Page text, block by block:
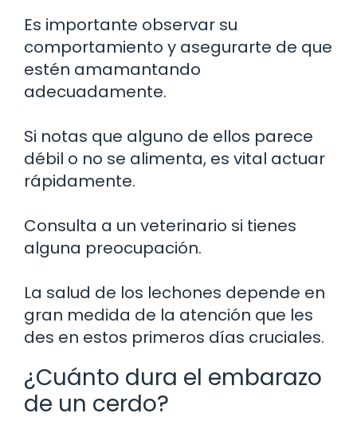
Es importante observar su
comportamiento y asegurarte de que
estén amamantando
adecuadamente.
Si notas que alguno de ellos parece
débil o no se alimenta, es vital actuar
rápidamente.
Consulta a un veterinario si tienes
alguna preocupación.
La salud de los lechones depende en
gran medida de la atención que les
des en estos primeros días cruciales.
¿Cuánto dura el embarazo
de un cerdo?